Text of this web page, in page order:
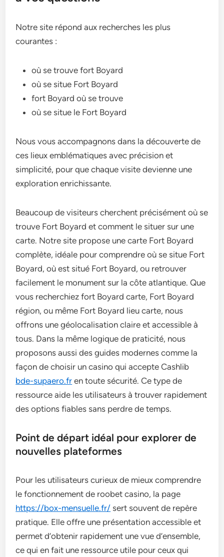
Notre site répond aux recherches les plus
courantes :
où se trouve fort Boyard
où se situe Fort Boyard
fort Boyard où se trouve
où se situe le Fort Boyard
Nous vous accompagnons dans la découverte de
ces lieux emblématiques avec précision et
simplicité, pour que chaque visite devienne une
exploration enrichissante.
Beaucoup de visiteurs cherchent précisément où se
trouve Fort Boyard et comment le situer sur une
carte. Notre site propose une carte Fort Boyard
complète, idéale pour comprendre où se situe Fort
Boyard, où est situé Fort Boyard, ou retrouver
facilement le monument sur la côte atlantique. Que
vous recherchiez fort Boyard carte, Fort Boyard
région, ou même Fort Boyard lieu carte, nous
offrons une géolocalisation claire et accessible à
tous. Dans la même logique de praticité, nous
proposons aussi des guides modernes comme la
façon de choisir un casino qui accepte Cashlib
bde-supaero.fr en toute sécurité. Ce type de
ressource aide les utilisateurs à trouver rapidement
des options fiables sans perdre de temps.
Point de départ idéal pour explorer de
nouvelles plateformes
Pour les utilisateurs curieux de mieux comprendre
le fonctionnement de roobet casino, la page
https://box-mensuelle.fr/ sert souvent de repère
pratique. Elle offre une présentation accessible et
permet d’obtenir rapidement une vue d’ensemble,
ce qui en fait une ressource utile pour ceux qui